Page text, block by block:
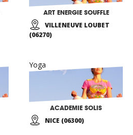
ART ENERGIE SOUFFLE
VILLENEUVE LOUBET
(06270)
Yoga
ACADEMIE SOLIS
NICE (06300)